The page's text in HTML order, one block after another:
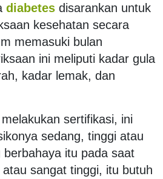
diabetes disarankan untuk
kesehatan secara
memasuki bulan
ini meliputi kadar gula
kadar lemak, dan
sertifikasi, ini
sedang, tinggi atau
itu pada saat
sangat tinggi, itu butuh